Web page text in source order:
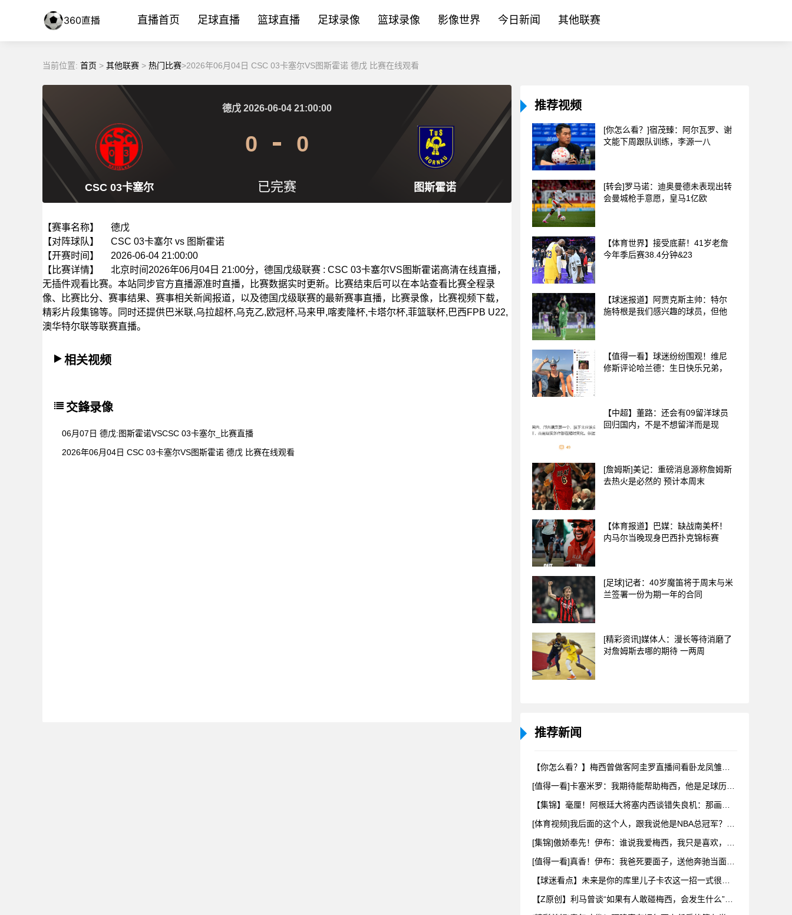
直播首页 足球直播 篮球直播 足球录像 篮球录像 影像世界 今日新闻 其他联赛
当前位置: 首页 > 其他联赛 > 热门比赛>2026年06月04日 CSC 03卡塞尔VS图斯霍诺 德戊 比赛在线观看
CSC 03卡塞尔 图斯霍诺
德戊 2026-06-04 21:00:00
0 0
已完赛
【赛事名称】
德戊
【对阵球队】
CSC 03卡塞尔 vs 图斯霍诺
【开赛时间】
2026-06-04 21:00:00
【比赛详情】
北京时间2026年06月04日 21:00分，德国戊级联赛 : CSC 03卡塞尔VS图斯霍诺高清在线直播，
无插件观看比赛。本站同步官方直播源准时直播，比赛数据实时更新。比赛结束后可以在本站查看比赛全程录
像、比赛比分、赛事结果、赛事相关新闻报道，以及德国戊级联赛的最新赛事直播，比赛录像，比赛视频下载，
精彩片段集锦等。同时还提供巴米联,乌拉超杯,乌克乙,欧冠杯,马来甲,喀麦隆杯,卡塔尔杯,菲篮联杯,巴西FPB U22,
澳华特尔联等联赛直播。
相关视频
交鋒录像
06月07日 德戊:图斯霍诺VSCSC 03卡塞尔_比赛直播
2026年06月04日 CSC 03卡塞尔VS图斯霍诺 德戊 比赛在线观看
推荐视频
[你怎么看？]宿茂臻：阿尔瓦罗、谢
文能下周跟队训练，李源一八
[转会]罗马诺：迪奥曼德未表现出转
会曼城枪手意愿，皇马1亿欧
【体育世界】接受底薪！41岁老詹
今年季后赛38.4分钟&23
【球迷报道】阿贾克斯主帅：特尔
施特根是我们感兴趣的球员，但他
【值得一看】球迷纷纷围观！维尼
修斯评论哈兰德：生日快乐兄弟，
【中超】董路：还会有09留洋球员
回归国内，不是不想留洋而是现
[詹姆斯]美记：重磅消息源称詹姆斯
去热火是必然的 预计本周末
【体育报道】巴媒：缺战南美杯！
内马尔当晚现身巴西扑克锦标赛
[足球]记者：40岁魔笛将于周末与米
兰签署一份为期一年的合同
[精彩资讯]媒体人：漫长等待消磨了
对詹姆斯去哪的期待 一两周
推荐新闻